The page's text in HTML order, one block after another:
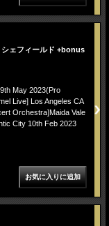
シェフィールド +bonus
May 2023(Pro
Live] Los Angeles CA
Orchestra]Maida Vale
City 10th Feb 2023